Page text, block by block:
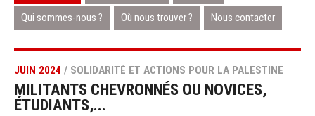
Qui sommes-nous ? Où nous trouver ? Nous contacter
JUIN 2024 / SOLIDARITÉ ET ACTIONS POUR LA PALESTINE
MILITANTS CHEVRONNÉS OU NOVICES,
ÉTUDIANTS,...